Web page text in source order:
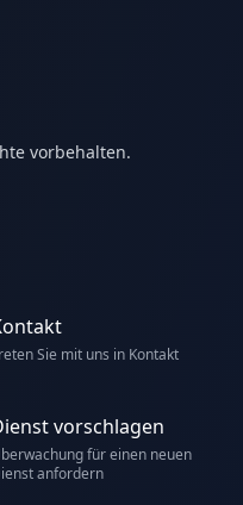
vorbehalten.
Sie mit uns in Kontakt
vorschlagen
für einen neuen
anfordern